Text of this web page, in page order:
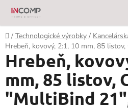
Prejsť
obsah
Domov
/ Technologické výrobky /
Hrebeň, kovový, 2:1, 10 mm, 85
Hrebeň,
mm, 85 listov,
"MultiBind